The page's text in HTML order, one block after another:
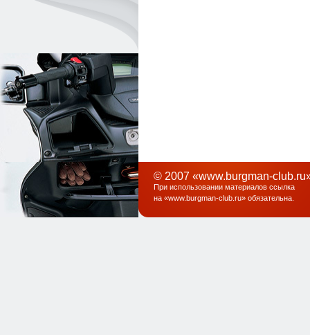
© 2007 «www.burgman-
При использовании материалов ссылка
на «www.burgman-club.ru» обязательна